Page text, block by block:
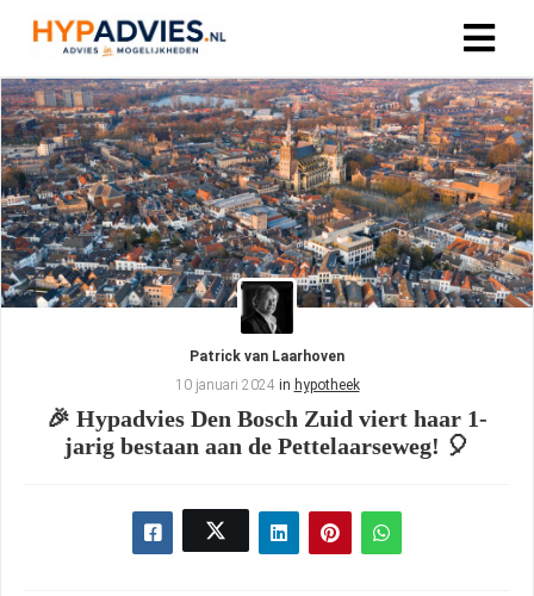
Patrick van Laarhoven
10 januari 2024 in hypotheek
🎉 Hypadvies Den Bosch Zuid viert haar 1-
jarig bestaan aan de Pettelaarseweg! 🎈